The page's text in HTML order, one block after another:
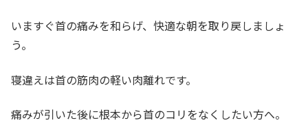
いますぐ首の痛みを和らげ、快適な朝を取り戻しましょ
う。
寝違えは首の筋肉の軽い肉離れです。
痛みが引いた後に根本から首のコリをなくしたい方へ。